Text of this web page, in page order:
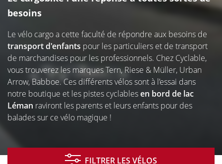
CYCLABLE
À NYON
Location de
besoins
Le vélo cargo a cette faculté de répondre aux besoins de
transport d'enfants pour les particuliers et de transport
de marchandises pour les professionnels. Chez Cyclable,
vous trouverez les marques Tern, Riese & Müller, Urban
Arrow, Babboe. Ces différents vélos sont à l’essai dans
notre boutique et les pistes cyclablesen bord de lac
Léman raviront les parents et leurs enfants pour des
balades sur ce vélo magique !
FILTRER LES VÉLOS